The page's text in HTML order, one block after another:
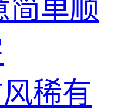
简单顺
稀有